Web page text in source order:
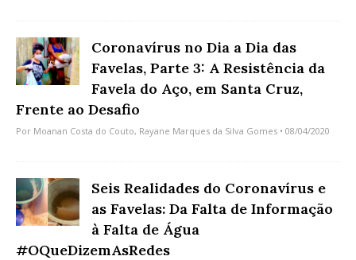
Coronavírus no Dia a Dia das
Favelas, Parte 3: A Resistência da
Favela do Aço, em Santa Cruz,
Frente ao Desafio
Por Moanan Costa do Couto, Rayane Marques da Silva Gomes • 08/04/2020
Seis Realidades do Coronavírus e
as Favelas: Da Falta de Informação
à Falta de Água
#OQueDizemAsRedes